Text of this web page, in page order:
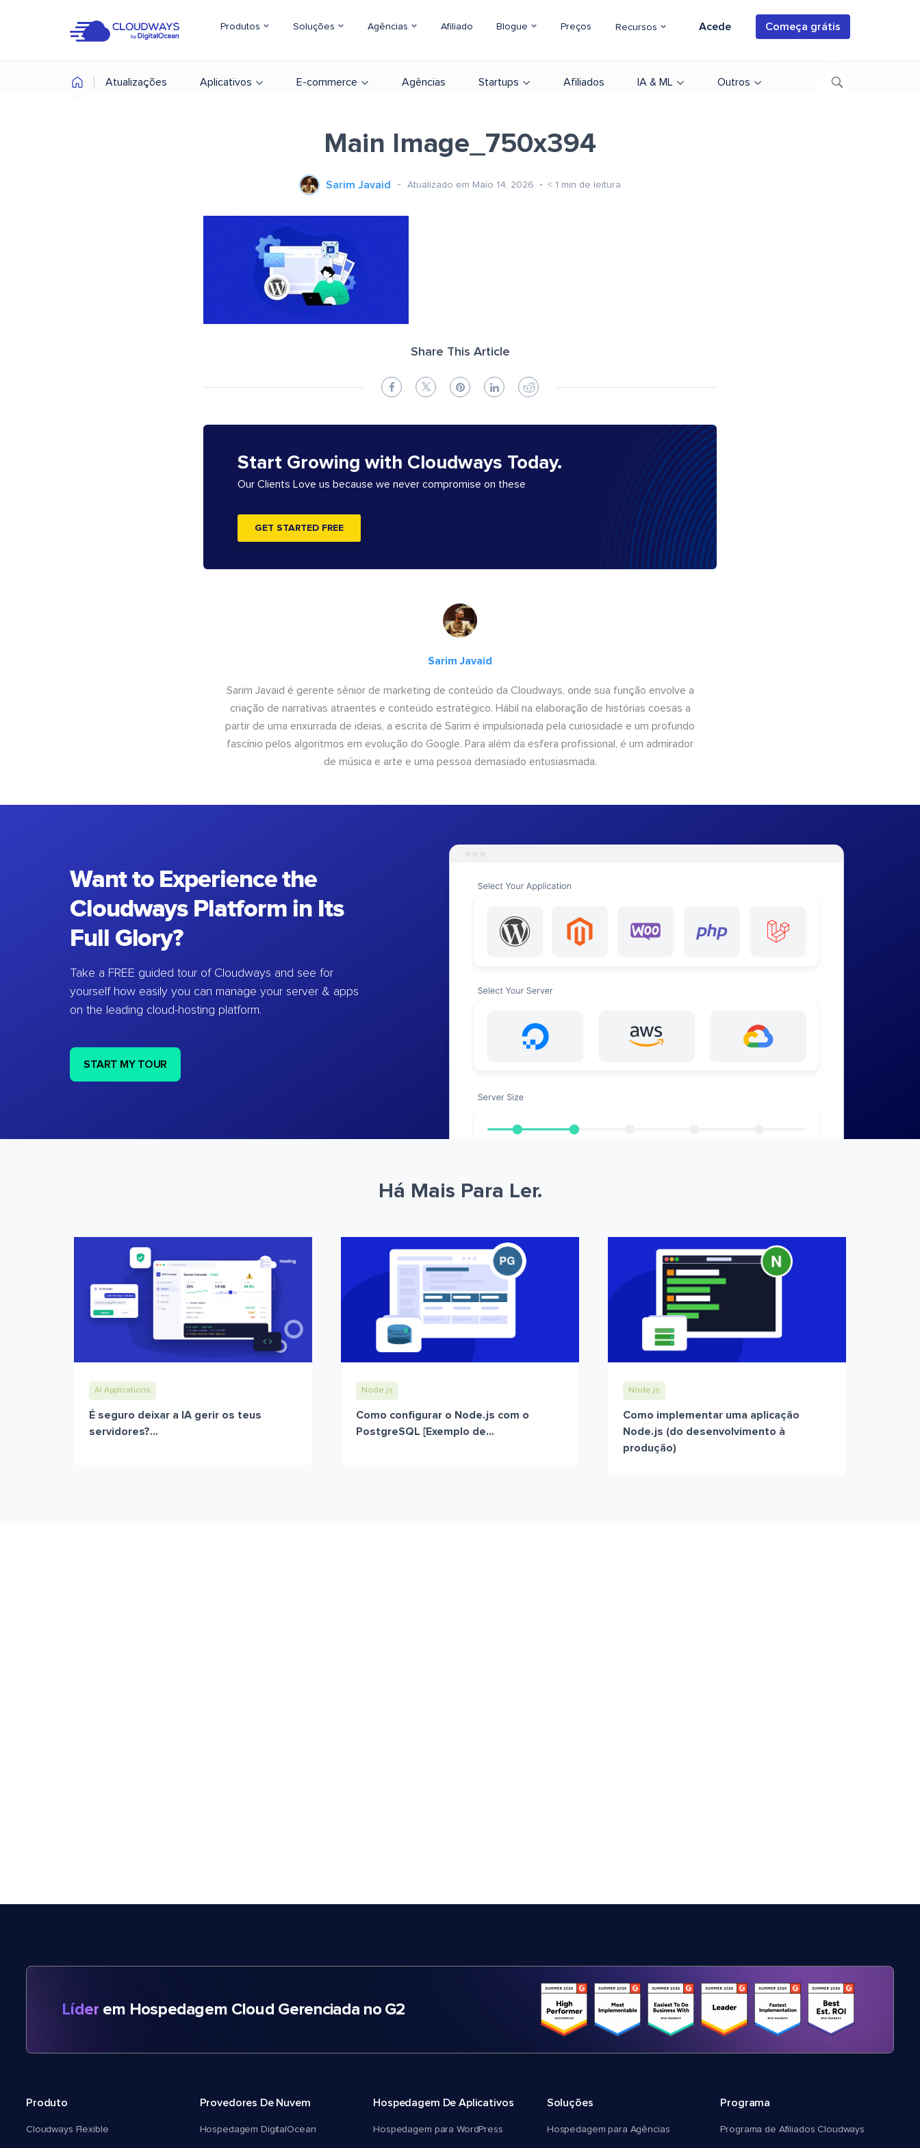
Produtos Soluções Agências Afiliado Blogue Preços Recursos Acede Começa grátis
Atualizações Aplicativos E-commerce Agências Startups Afiliados IA & ML Outros
Main Image_750x394
Sarim Javaid Atualizado em Maio 14, 2026 < 1 min de leitura
Share This Article
Start Growing with Cloudways Today.
Our Clients Love us because we never compromise on these
GET STARTED FREE
Sarim Javaid
Sarim Javaid é gerente sênior de marketing de conteúdo da Cloudways, onde sua função envolve a
criação de narrativas atraentes e conteúdo estratégico. Hábil na elaboração de histórias coesas a
partir de uma enxurrada de ideias, a escrita de Sarim é impulsionada pela curiosidade e um profundo
fascínio pelos algoritmos em evolução do Google. Para além da esfera profissional, é um admirador
de música e arte e uma pessoa demasiado entusiasmada.
Want to Experience the
Cloudways Platform in Its
Full Glory?
Take a FREE guided tour of Cloudways and see for
yourself how easily you can manage your server & apps
on the leading cloud-hosting platform.
START MY TOUR
Há Mais Para Ler.
AI Applications
É seguro deixar a IA gerir os teus
servidores?...
Node.js
Como configurar o Node.js com o
PostgreSQL [Exemplo de...
Node.js
Como implementar uma aplicação
Node.js (do desenvolvimento à
produção)
Líder em Hospedagem Cloud Gerenciada no G2
Produto
Cloudways Flexible
Provedores De Nuvem
Hospedagem DigitalOcean
Hospedagem De Aplicativos
Hospedagem para WordPress
Soluções
Hospedagem para Agências
Programa
Programa de Afiliados Cloudways